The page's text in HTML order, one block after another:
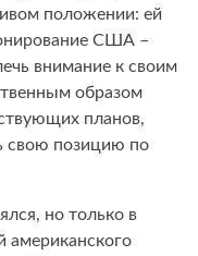
положении: ей
США –
внимание к своим
образом
планов,
свою позицию по
но только в
американского